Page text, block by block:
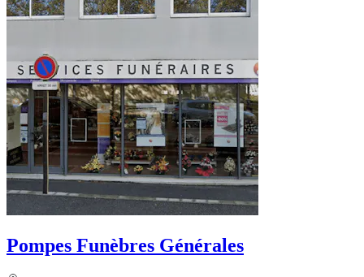
Pompes Funèbres Générales